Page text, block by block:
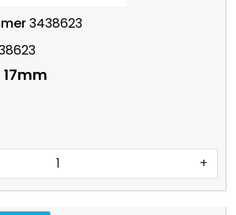
3438623
+